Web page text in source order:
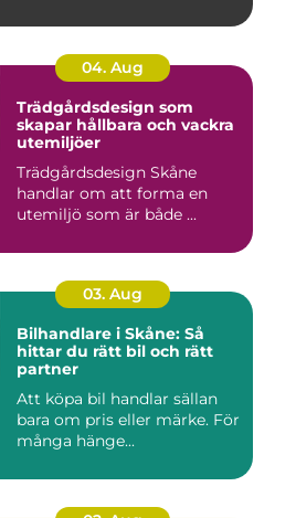
04. Aug
Trädgårdsdesign som
skapar hållbara och vackra
utemiljöer
Trädgårdsdesign Skåne
handlar om att forma en
utemiljö som är både ...
03. Aug
Bilhandlare i Skåne: Så
hittar du rätt bil och rätt
partner
Att köpa bil handlar sällan
bara om pris eller märke. För
många hänge...